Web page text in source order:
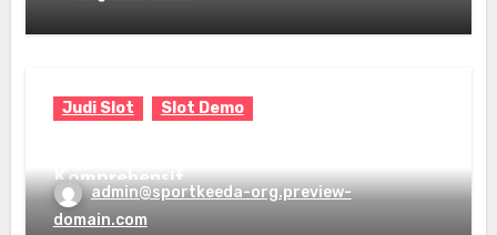
Judi Slot Slot Demo
Komprehensif
admin@sportkeeda-org.preview-
domain.com